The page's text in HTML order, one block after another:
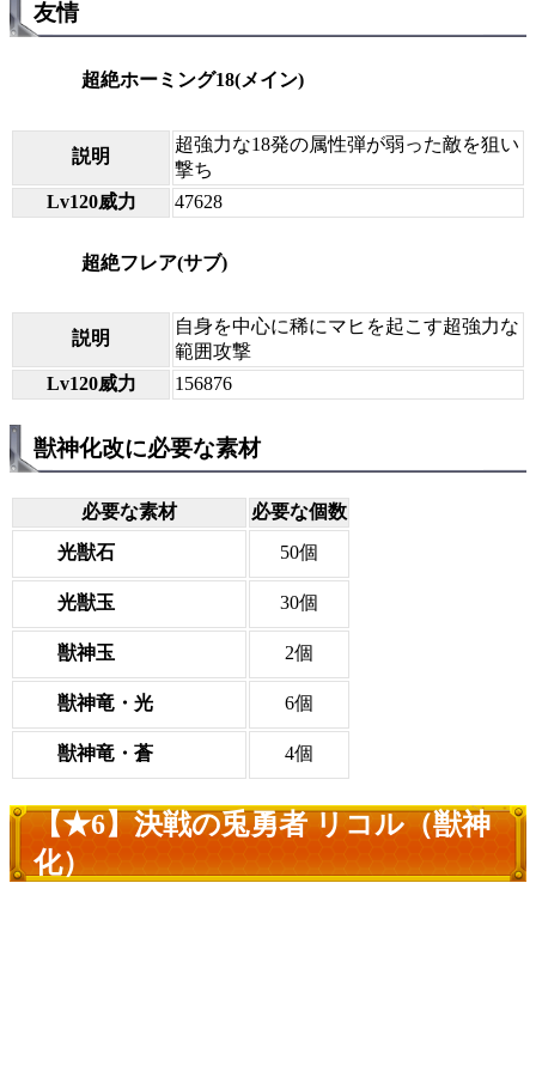
友情
超絶ホーミング18(メイン)
説明
超強力な18発の属性弾が弱った敵を狙い
撃ち
Lv120威力
47628
超絶フレア(サブ)
説明
自身を中心に稀にマヒを起こす超強力な
範囲攻撃
Lv120威力
156876
獣神化改に必要な素材
必要な素材
必要な個数
光獣石
50個
光獣玉 30個
獣神玉 2個
獣神竜・光 6個
獣神竜・蒼 4個
【★6】決戦の兎勇者 リコル（獣神
化）